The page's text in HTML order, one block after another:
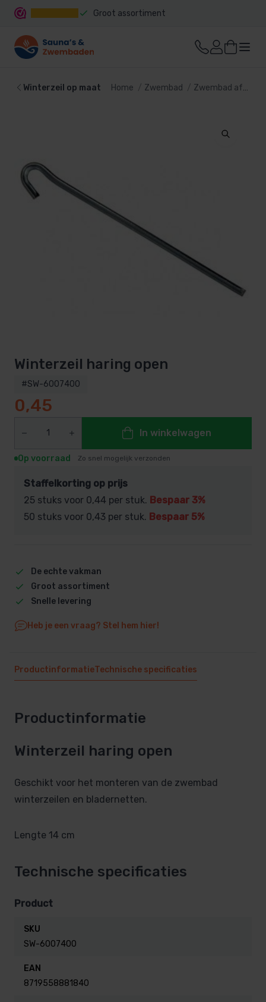
Groot assortiment
Winterzeil op maat Home Zwembad Zwembad afdekking
Winterzeil haring open
#SW-6007400
0,45
In winkelwagen
Op voorraad Zo snel mogelijk verzonden
Staffelkorting op prijs
25 stuks voor 0,44 per stuk. Bespaar 3%
50 stuks voor 0,43 per stuk. Bespaar 5%
De echte vakman
Groot assortiment
Snelle levering
Heb je een vraag? Stel hem hier!
ProductinformatieTechnische specificaties
Productinformatie
Winterzeil haring open
Geschikt voor het monteren van de zwembad
winterzeilen en bladernetten.
Lengte 14 cm
Technische specificaties
Product
SKU
SW-6007400
EAN
8719558881840